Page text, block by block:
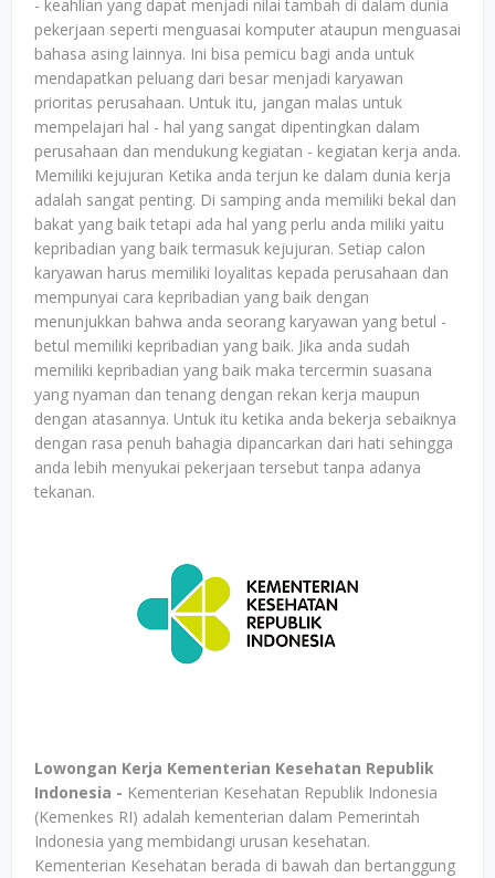
- keahlian yang dapat menjadi nilai tambah di dalam dunia
pekerjaan seperti menguasai komputer ataupun menguasai
bahasa asing lainnya. Ini bisa pemicu bagi anda untuk
mendapatkan peluang dari besar menjadi karyawan
prioritas perusahaan. Untuk itu, jangan malas untuk
mempelajari hal - hal yang sangat dipentingkan dalam
perusahaan dan mendukung kegiatan - kegiatan kerja anda.
Memiliki kejujuran Ketika anda terjun ke dalam dunia kerja
adalah sangat penting. Di samping anda memiliki bekal dan
bakat yang baik tetapi ada hal yang perlu anda miliki yaitu
kepribadian yang baik termasuk kejujuran. Setiap calon
karyawan harus memiliki loyalitas kepada perusahaan dan
mempunyai cara kepribadian yang baik dengan
menunjukkan bahwa anda seorang karyawan yang betul -
betul memiliki kepribadian yang baik. Jika anda sudah
memiliki kepribadian yang baik maka tercermin suasana
yang nyaman dan tenang dengan rekan kerja maupun
dengan atasannya. Untuk itu ketika anda bekerja sebaiknya
dengan rasa penuh bahagia dipancarkan dari hati sehingga
anda lebih menyukai pekerjaan tersebut tanpa adanya
tekanan.
Lowongan Kerja Kementerian Kesehatan Republik
Indonesia - Kementerian Kesehatan Republik Indonesia
(Kemenkes RI) adalah kementerian dalam Pemerintah
Indonesia yang membidangi urusan kesehatan.
Kementerian Kesehatan berada di bawah dan bertanggung